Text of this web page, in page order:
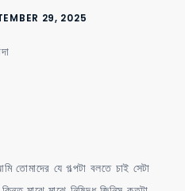
মায়ের
যে গল্পটা বলতে চাই সেটা